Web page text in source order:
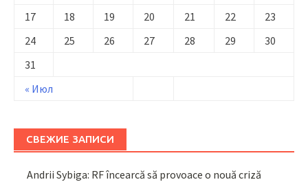
« Июл
17
18 19 20 21 22
23
24
25 26 27 28 29
30
31
СВЕЖИЕ ЗАПИСИ
Andrii Sybiga: RF încearcă să provoace o nouă criză